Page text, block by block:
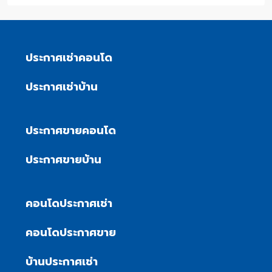
ประกาศเช่าคอนโด
ประกาศเช่าบ้าน
ประกาศขายคอนโด
ประกาศขายบ้าน
คอนโดประกาศเช่า
คอนโดประกาศขาย
บ้านประกาศเช่า